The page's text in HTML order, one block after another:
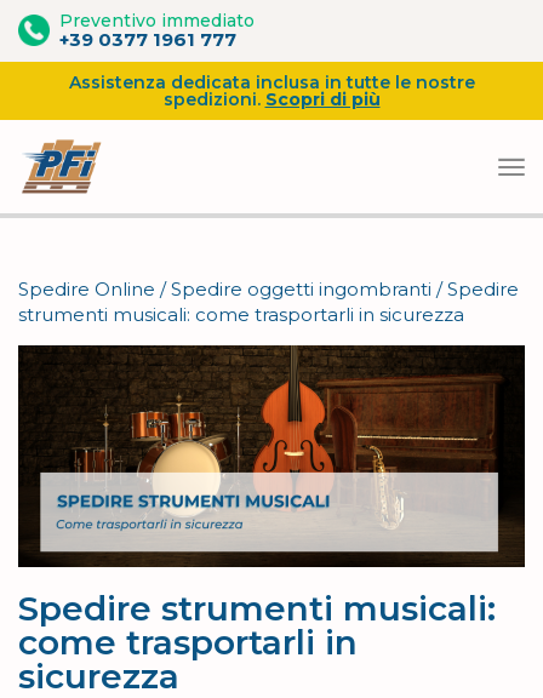
contenuto
Preventivo immediato
+39 0377 1961 777
Assistenza dedicata inclusa in tutte le nostre
spedizioni. Scopri di più
Spedire Online /Spedire oggetti ingombranti /Spedire
strumenti musicali: come trasportarli in sicurezza
Spedire strumenti musicali:
come trasportarli in
sicurezza